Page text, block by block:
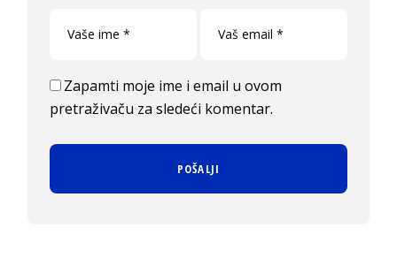
Zapamti moje ime i email u ovom
pretraživaču za sledeći komentar.